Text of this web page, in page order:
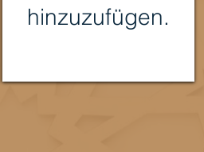
hinzuzufügen.